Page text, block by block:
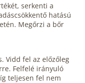
serkenti a
hatású
Megőrzi a bőr
Vidd fel az előzőleg
Felfelé irányuló
teljesen fel nem